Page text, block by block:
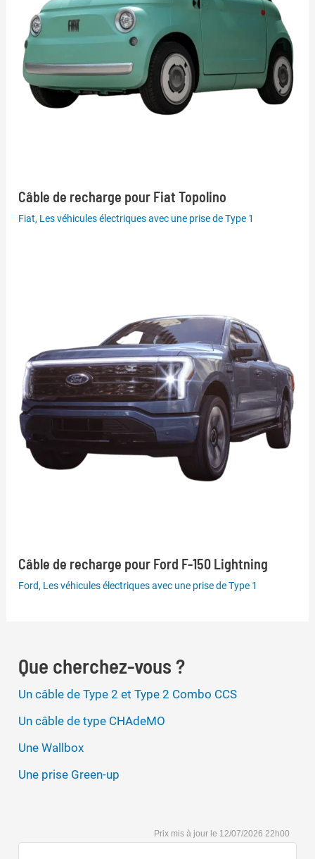
Câble de recharge pour Fiat Topolino
Fiat, Les véhicules électriques avec une prise de Type 1
Câble de recharge pour Ford F-150 Lightning
Ford, Les véhicules électriques avec une prise de Type 1
Que cherchez-vous ?
Un câble de Type 2 et Type 2 Combo CCS
Un câble de type CHAdeMO
Une Wallbox
Une prise Green-up
12/07/2026 22h00